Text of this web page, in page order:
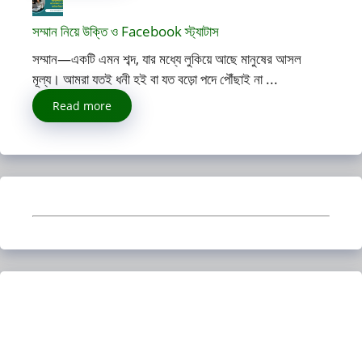
সম্মান নিয়ে উক্তি ও Facebook স্ট্যাটাস
সম্মান—একটি এমন শব্দ, যার মধ্যে লুকিয়ে আছে মানুষের আসল
মূল্য। আমরা যতই ধনী হই বা যত বড়ো পদে পৌঁছাই না ...
Read more